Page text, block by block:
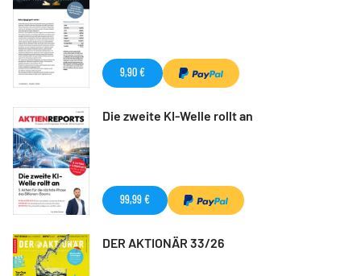
9,90 €
Die zweite KI-Welle rollt an
99,99 €
DER AKTIONÄR 33/26